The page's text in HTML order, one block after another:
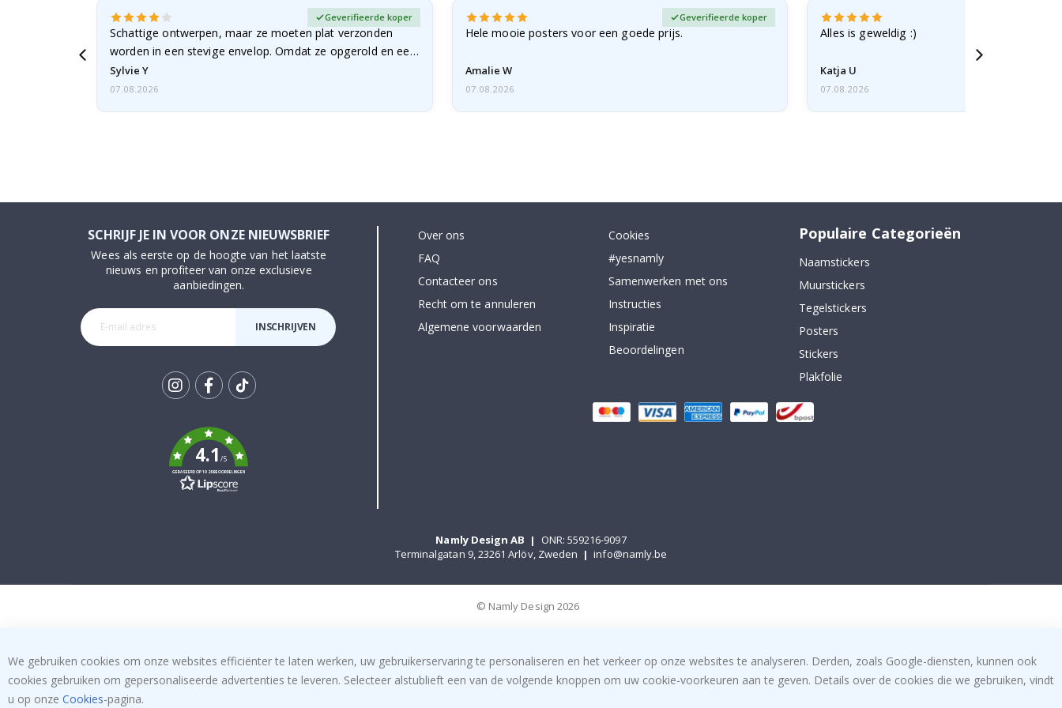
Schattige ontwerpen, maar ze moeten plat verzonden
worden in een stevige envelop. Omdat ze opgerold en een
beetje…
Sylvie Y
Geverifieerde koper
07.08.2026
Hele mooie posters voor een goede prijs.
Amalie W
Geverifieerde koper
07.08.2026
Alles is geweldig :)
Katja U
07.08.2026
SCHRIJF JE IN VOOR ONZE NIEUWSBRIEF
Wees als eerste op de hoogte van het laatste
nieuws en profiteer van onze exclusieve
aanbiedingen.
INSCHRIJVEN
k
4.1/5
GEBASEERD OP 1029 BEOORDELINGEN
Over ons
FAQ
Contacteer ons
Recht om te annuleren
Algemene voorwaarden
Cookies
#yesnamly
Samenwerken met ons
Instructies
Inspiratie
Beoordelingen
Populaire Categorieën
Naamstickers
Muurstickers
Tegelstickers
Posters
Stickers
Plakfolie
Namly Design AB |
ONR: 559216-9097
Terminalgatan 9, 23261 Arlöv, Zweden | info@namly.be
© Namly Design 2026
We gebruiken cookies om onze websites efficiënter te laten werken, uw gebruikerservaring te personaliseren en het verkeer op onze websites te analyseren. Derden, zoals Google-diensten, kunnen ook
cookies gebruiken om gepersonaliseerde advertenties te leveren. Selecteer alstublieft een van de volgende knoppen om uw cookie-voorkeuren aan te geven. Details over de cookies die we gebruiken, vindt
u op onze Cookies-pagina.